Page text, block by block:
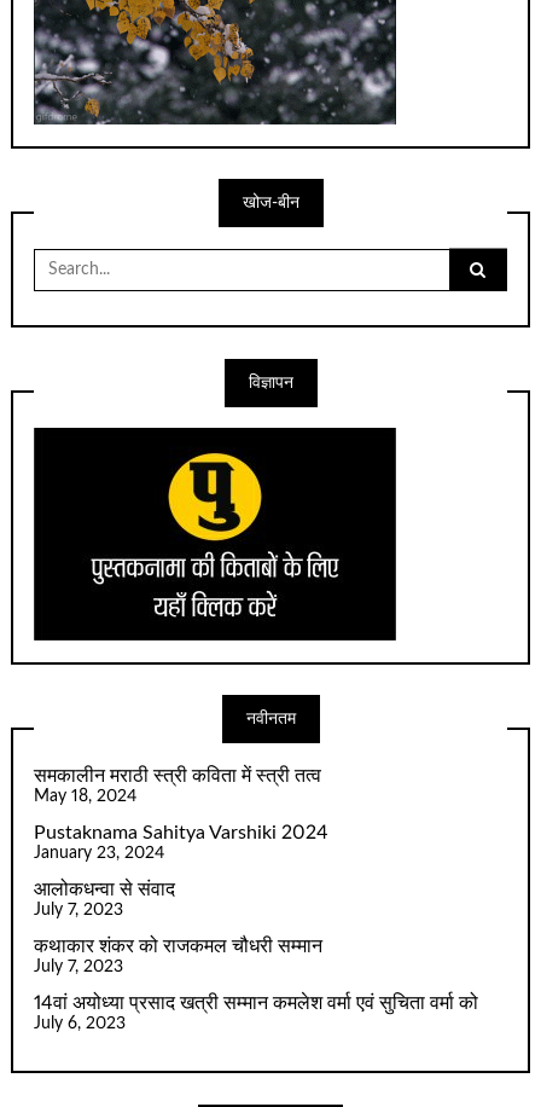
खोज-बीन
Search
for:
विज्ञापन
नवीनतम
समकालीन मराठी स्त्री कविता में स्त्री तत्व
May 18, 2024
Pustaknama Sahitya Varshiki 2024
January 23, 2024
आलोकधन्वा से संवाद
July 7, 2023
कथाकार शंकर को राजकमल चौधरी सम्मान
July 7, 2023
14वां अयोध्या प्रसाद खत्री सम्मान कमलेश वर्मा एवं सुचिता वर्मा को
July 6, 2023